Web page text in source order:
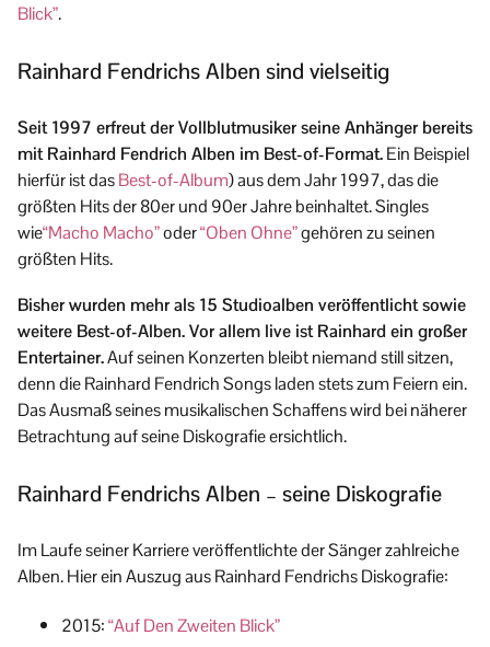
Blick”.
Rainhard Fendrichs Alben sind vielseitig
Seit 1997 erfreut der Vollblutmusiker seine Anhänger bereits
mit Rainhard Fendrich Alben im Best-of-Format.Ein Beispiel
hierfür ist dasBest-of-Album) aus dem Jahr 1997, das die
größten Hits der 80er und 90er Jahre beinhaltet. Singles
wie“Macho Macho”oder“Oben Ohne”gehören zu seinen
größten Hits.
Bisher wurden mehr als 15 Studioalben veröffentlicht sowie
weitere Best-of-Alben. Vor allem live ist Rainhard ein großer
Entertainer.Auf seinen Konzerten bleibt niemand still sitzen,
denn die Rainhard Fendrich Songs laden stets zum Feiern ein.
Das Ausmaß seines musikalischen Schaffens wird bei näherer
Betrachtung auf seine Diskografie ersichtlich.
Rainhard Fendrichs Alben – seine Diskografie
Im Laufe seiner Karriere veröffentlichte der Sänger zahlreiche
Alben. Hier ein Auszug aus Rainhard Fendrichs Diskografie:
2015:“Auf Den Zweiten Blick”